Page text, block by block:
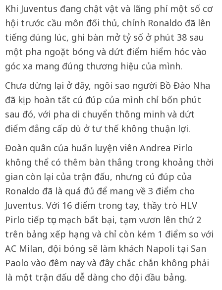
Khi Juventus đang chật vật và lãng phí một số cơ
hội trước cầu môn đối thủ, chính Ronaldo đã lên
tiếng đúng lúc, ghi bàn mở tỷ số ở phút 38 sau
một pha ngoặt bóng và dứt điểm hiểm hóc vào
góc xa mang đúng thương hiệu của mình.
Chưa dừng lại ở đây, ngôi sao người Bồ Đào Nha
đã kịp hoàn tất cú đúp của mình chỉ bốn phút
sau đó, với pha di chuyển thông minh và dứt
điểm đẳng cấp dù ở tư thế không thuận lợi.
Đoàn quân của huấn luyện viên Andrea Pirlo
không thể có thêm bàn thắng trong khoảng thời
gian còn lại của trận đấu, nhưng cú đúp của
Ronaldo đã là quá đủ để mang về 3 điểm cho
Juventus. Với 16 điểm trong tay, thầy trò HLV
Pirlo tiếp tục mạch bất bại, tạm vươn lên thứ 2
trên bảng xếp hạng và chỉ còn kém 1 điểm so với
AC Milan, đội bóng sẽ làm khách Napoli tại San
Paolo vào đêm nay và đây chắc chắn không phải
là một trận đấu dễ dàng cho đội đầu bảng.